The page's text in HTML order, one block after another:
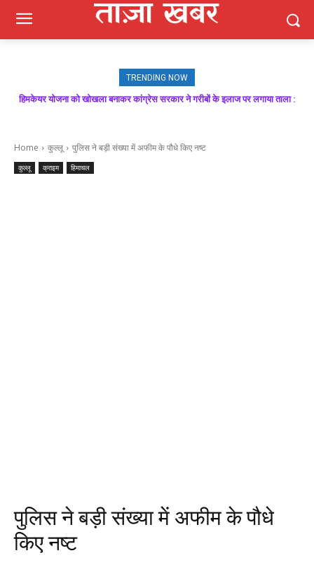
TRENDING NOW
हिमकेयर योजना को खोखला बनाकर कांग्रेस सरकार ने गरीबों के इलाज पर लगाया ताला :
मजबूत बूथ ही भाजपा की जीत की गारंटी, आगामी विधानसभा चुनाव में बूथ प्रबंधन निभाएगा
Home कुल्लू पुलिस ने बड़ी संख्या में अफीम के पौधे किए नष्ट
कुल्लू क्राइम हिमाचल
पुलिस ने बड़ी संख्या में अफीम के पौधे
किए नष्ट